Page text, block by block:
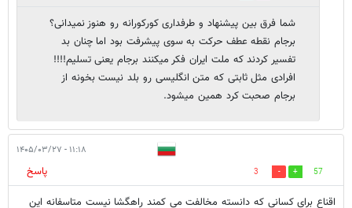
شما فرق بین پیشنهاد و طرفداری کورکورانه رو هنوز نمیدانی؟
برجام نقطه عطف حرکت به سوی پیشرفت بود اما چنان بد
تفسیر کردند که ملت ایران فکر میکنند برجام یعنی تسلیم!!!!
افرادی مثل ثابتی که متن انگلیسی رو بلد نیست بخونه از
برجام صحبت کرد همین میشود.
۱۱:۱۸ - ۱۴۰۵/۰۳/۲۷
57
3
پاسخ
اقناع برای کسانی که دانسته مخالفت می کمند راهگشا نیست متاسفانه این